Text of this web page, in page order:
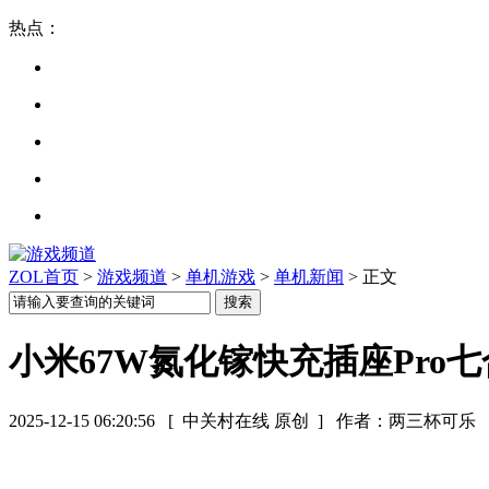
热点：
ZOL首页 > 游戏频道 > 单机游戏 > 单机新闻 > 正文
小米67W氮化镓快充插座Pro
2025-12-15 06:20:56 [ 中关村在线 原创 ] 作者：两三杯可乐